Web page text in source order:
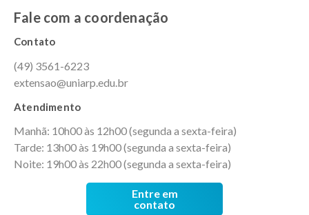
Fale com a coordenação
Contato
(49) 3561-6223
extensao@uniarp.edu.br
Atendimento
Manhã: 10h00 às 12h00 (segunda a sexta-feira)
Tarde: 13h00 às 19h00 (segunda a sexta-feira)
Noite: 19h00 às 22h00 (segunda a sexta-feira)
Entre em
contato